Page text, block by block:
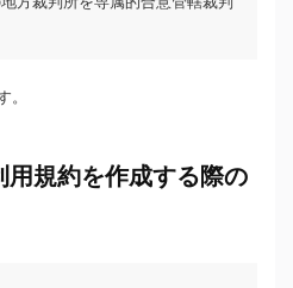
。
用規約を作成する際の